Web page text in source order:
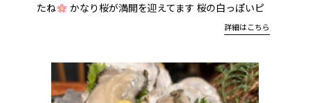
たね
かなり桜が満開を迎えてます 桜の白っぽいピ
詳細はこちら